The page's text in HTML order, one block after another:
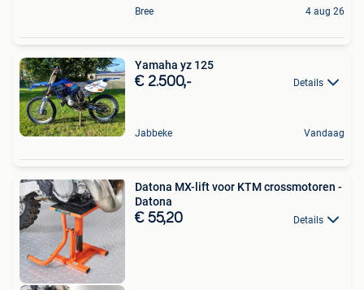
Bree 4 aug 26
Yamaha yz 125
€ 2.500,- Details
Jabbeke Vandaag
Datona MX-lift voor KTM crossmotoren -
Datona
€ 55,20 Details